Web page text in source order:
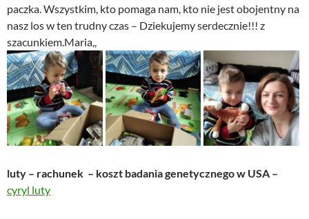
paczka. Wszystkim, kto pomaga nam, kto nie jest obojentny na
nasz los w ten trudny czas – Dziekujemy serdecznie!!! z
szacunkiem.Maria,,
luty – rachunek – koszt badania genetycznego w USA –
cyryl luty